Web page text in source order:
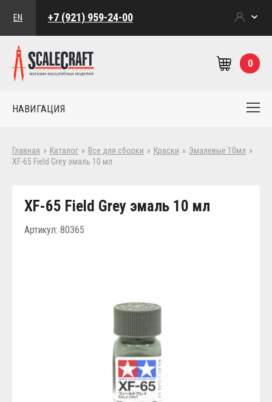
EN +7 (921) 959-24-00
0
НАВИГАЦИЯ
Главная » Каталог » Все для сборки » Краски » Эмалевые 10мл »
XF-65 Field Grey эмаль 10 мл
XF-65 Field Grey эмаль 10 мл
Артикул: 80365